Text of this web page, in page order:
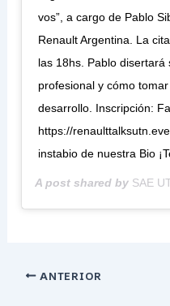
vos”, a cargo de Pablo
Renault Argentina. La
las 18hs. Pablo
profesional y cómo
desarrollo. Inscripción:
https://
instabio de nuestra Bio
A post shared by SAE
ANTERIOR